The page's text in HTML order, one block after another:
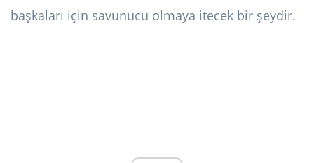
başkaları için savunucu olmaya itecek bir şeydir.